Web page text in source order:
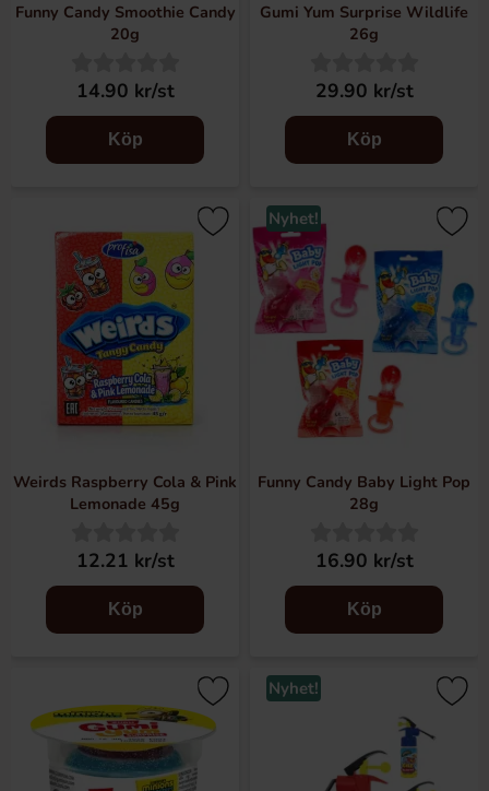
Funny Candy Smoothie Candy
20g
14.90 kr/st
Köp
Gumi Yum Surprise Wildlife
26g
29.90 kr/st
Köp
Weirds Raspberry Cola & Pink
Lemonade 45g
12.21 kr/st
Köp
Nyhet!
Funny Candy Baby Light Pop
28g
16.90 kr/st
Köp
Nyhet!